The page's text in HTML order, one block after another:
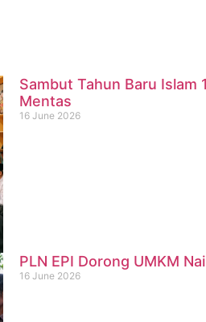
Sambut Tahun Baru Islam
Mentas
16 June 2026
PLN EPI Dorong UMKM
16 June 2026